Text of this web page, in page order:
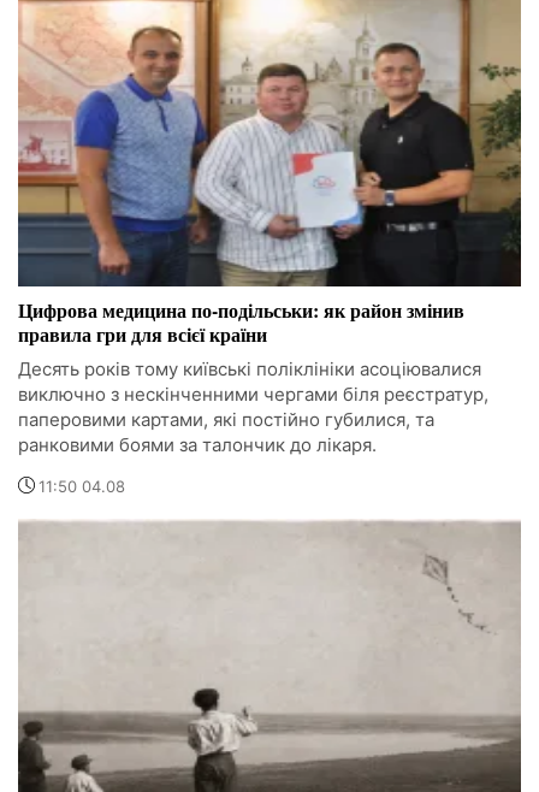
Цифрова медицина по-подільськи: як район змінив
правила гри для всієї країни
Десять років тому київські поліклініки асоціювалися
виключно з нескінченними чергами біля реєстратур,
паперовими картами, які постійно губилися, та
ранковими боями за талончик до лікаря.
11:50 04.08